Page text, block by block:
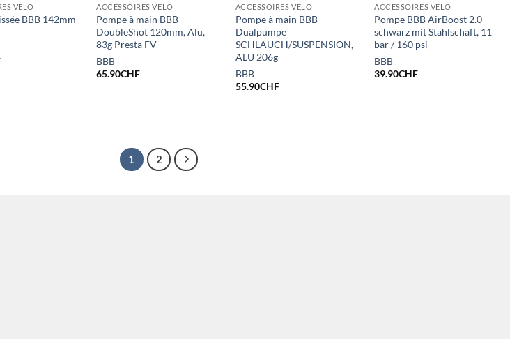
VÉLO
BBB 142mm
ACCESSOIRES VÉLO
Pompe à main BBB
DoubleShot 120mm, Alu,
83g Presta FV
BBB
65.90CHF
ACCESSOIRES VÉLO
Pompe à main BBB
Dualpumpe
SCHLAUCH/SUSPENSION,
ALU 206g
BBB
55.90CHF
ACCESSOIRES VÉLO
Pompe BBB AirBoost 2.0
schwarz mit Stahlschaft, 11
bar / 160 psi
BBB
39.90CHF
1 2